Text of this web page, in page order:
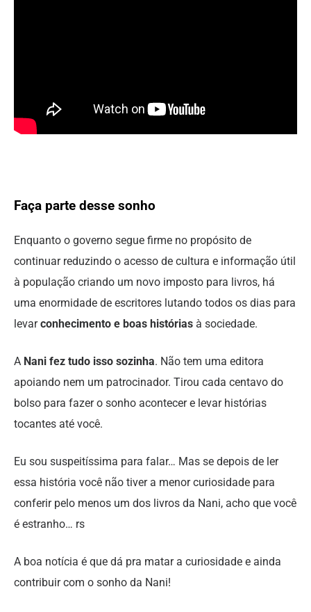
Faça parte desse sonho
Enquanto o governo segue firme no propósito de
continuar reduzindo o acesso de cultura e informação útil
à população criando um novo imposto para livros, há
uma enormidade de escritores lutando todos os dias para
levarconhecimento e boas histórias à sociedade.
A Nani fez tudo isso sozinha. Não tem uma editora
apoiando nem um patrocinador. Tirou cada centavo do
bolso para fazer o sonho acontecer e levar histórias
tocantes até você.
Eu sou suspeitíssima para falar… Mas se depois de ler
essa história você não tiver a menor curiosidade para
conferir pelo menos um dos livros da Nani, acho que você
é estranho… rs
A boa notícia é que dá pra matar a curiosidade e ainda
contribuir com o sonho da Nani!